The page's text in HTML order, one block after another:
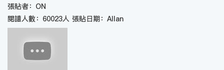
張貼者：ON
閱讀人數：60023人 張貼日期：Allan